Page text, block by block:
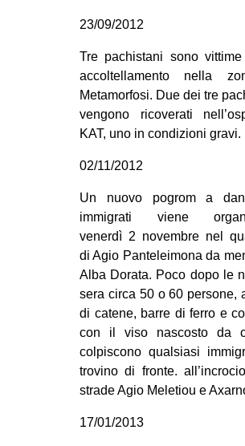
23/09/2012
Tre pachistani sono
accoltellamento nella
Metamorfosi. Due dei tre
vengono ricoverati
KAT, uno in condizioni gravi.
02/11/2012
Un nuovo pogrom a
immigrati viene
venerdì 2 novembre nel
di Agio Panteleimona da
Alba Dorata. Poco dopo le
sera circa 50 o 60 persone,
di catene, barre di ferro e
con il viso nascosto da
colpiscono qualsiasi
trovino di fronte.
strade Agio Meletiou e
17/01/2013